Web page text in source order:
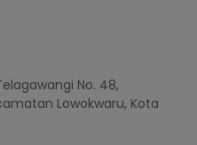
No. 48,
Lowokwaru, Kota